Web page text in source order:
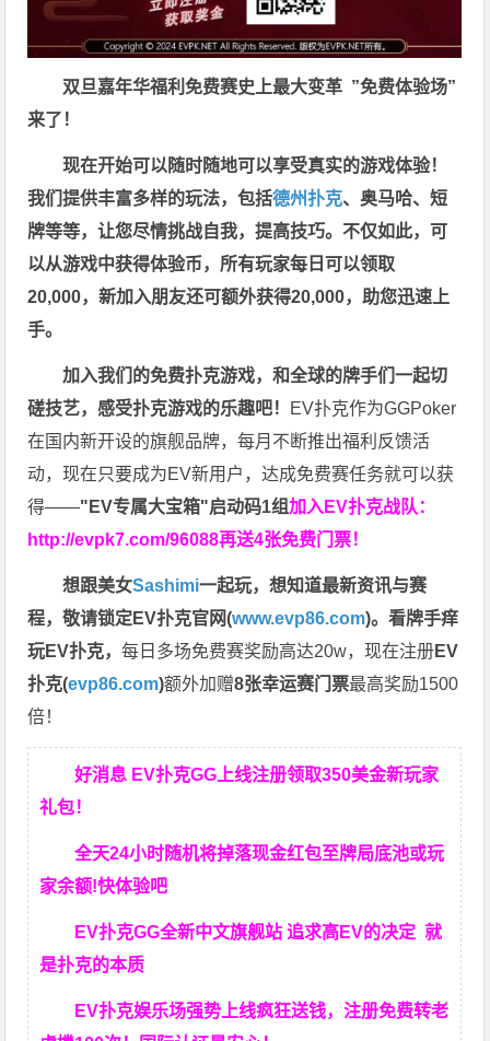
双旦嘉年华福利免费赛史上最大变革 ”免费体验场”
来了！
现在开始可以随时随地可以享受真实的游戏体验！
我们提供丰富多样的玩法，包括德州扑克、奥马哈、短
牌等等，让您尽情挑战自我，提高技巧。不仅如此， 可
以从游戏中获得体验币，所有玩家每日可以领取
20,000，新加入朋友还可额外获得20,000，助您迅速上
手。
加入我们的免费扑克游戏，和全球的牌手们一起切
磋技艺，感受扑克游戏的乐趣吧！ EV扑克作为GGPoker
在国内新开设的旗舰品牌，每月不断推出福利反馈活
动，现在只要成为EV新用户，达成免费赛任务就可以获
得——"EV专属大宝箱"启动码1组加入EV扑克战队：
http://evpk7.com/96088再送4张免费门票！
想跟美女Sashimi一起玩，想知道最新资讯与赛
程，敬请锁定EV扑克官网(www.evp86.com)。看牌手痒
玩EV扑克，每日多场免费赛奖励高达20w，现在注册EV
扑克(evp86.com)额外加赠8张幸运赛门票最高奖励1500
倍！
好消息 EV扑克GG上线注册领取350美金新玩家
礼包！
全天24小时随机将掉落现金红包至牌局底池或玩
家余额!快体验吧
EV扑克GG全新中文旗舰站 追求高EV的决定就
是扑克的本质
EV扑克娱乐场强势上线疯狂送钱，注册免费转老